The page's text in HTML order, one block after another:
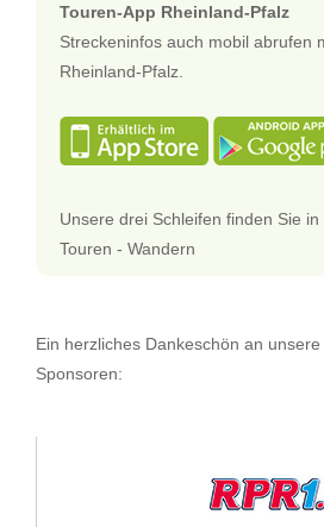
Touren-App Rheinland-Pfalz
Streckeninfos auch mobil abrufen
Rheinland-Pfalz.
Unsere drei Schleifen finden Sie
Touren - Wandern
Ein herzliches Dankeschön an
Sponsoren: